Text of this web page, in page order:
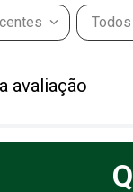
Todos
avaliação